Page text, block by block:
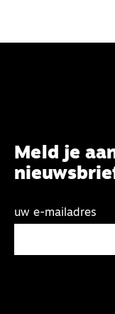
Meld je
uw e-mailadres